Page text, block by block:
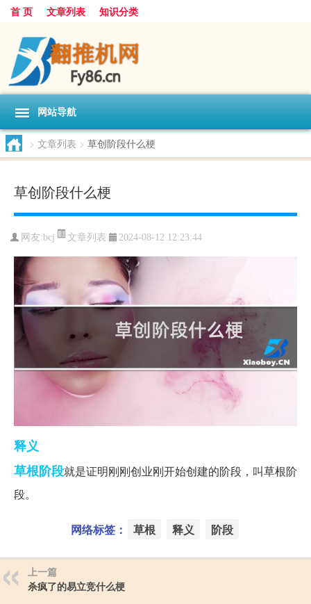
首 页 文章列表 知识分类
网站导航
> 文章列表 > 草创阶段什么梗
草创阶段什么梗
网友:bcj 文章列表 2024-08-12 12:23:44
释义
草根阶段就是证明刚刚创业刚开始创建的阶段，叫草根阶
段。
网络标签： 草根 释义 阶段
上一篇
杀疯了的易立竞什么梗